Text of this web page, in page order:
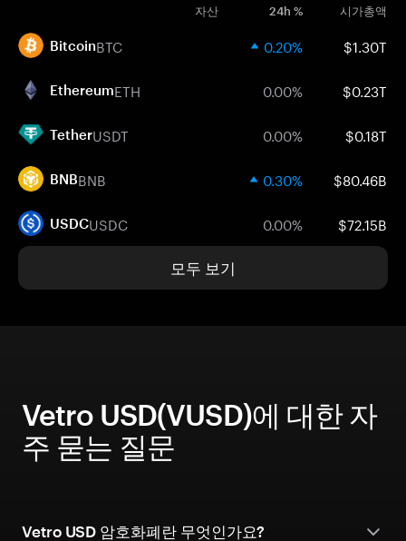
자산 24h % 시가총액
BitcoinBTC 0.20% $1.30T
EthereumETH 0.00% $0.23T
TetherUSDT 0.00% $0.18T
BNBBNB 0.30% $80.46B
USDCUSDC 0.00% $72.15B
모두 보기
Vetro USD(VUSD)에 대한 자
주 묻는 질문
Vetro USD 암호화폐란 무엇인가요?